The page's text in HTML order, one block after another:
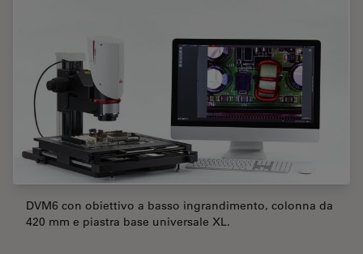
DVM6 con obiettivo a basso ingrandimento, colonna da
420 mm e piastra base universale XL.